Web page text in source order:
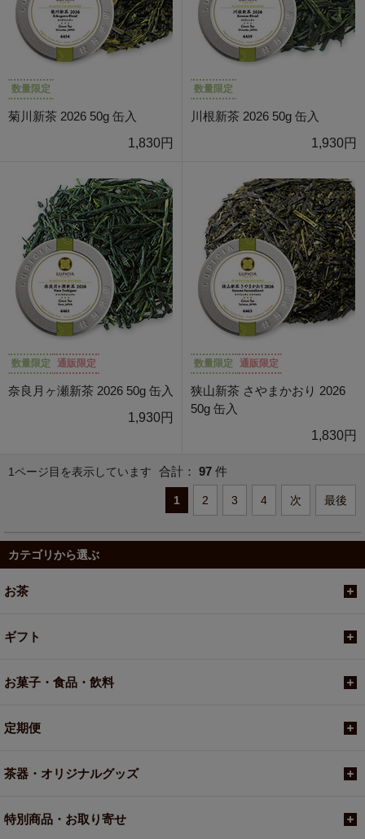
数量限定
菊川新茶 2026 50g 缶入
1,830円
数量限定
川根新茶 2026 50g 缶入
1,930円
数量限定 通販限定
奈良月ヶ瀬新茶 2026 50g 缶入
1,930円
数量限定 通販限定
狭山新茶 さやまかおり 2026
50g 缶入
1,830円
1ページ目を表示しています 合計： 97 件
1 2 3 4 次 最後
カテゴリから選ぶ
お茶
ギフト
お菓子・食品・飲料
定期便
茶器・オリジナルグッズ
特別商品・お取り寄せ